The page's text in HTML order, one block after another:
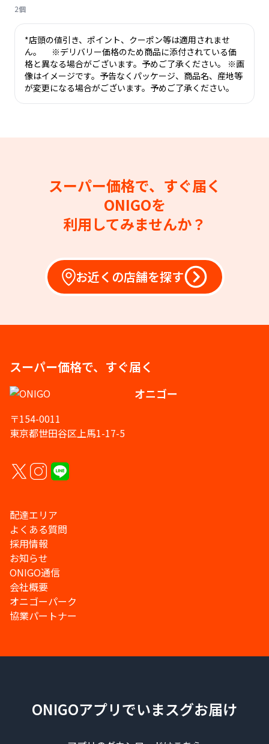
2個
*店頭の値引き、ポイント、クーポン等は適用されませ
ん。 ※デリバリー価格のため商品に添付されている価
格と異なる場合がございます。予めご了承ください。 ※画
像はイメージです。予告なくパッケージ、商品名、産地等
が変更になる場合がございます。予めご了承ください。
スーパー価格で、すぐ届く
ONIGOを
利用してみませんか？
お近くの店舗を探す
スーパー価格で、すぐ届く
オニゴー
〒154-0011
東京都世田谷区上馬1-17-5
配達エリア
よくある質問
採用情報
お知らせ
ONIGO通信
会社概要
オニゴーパーク
協業パートナー
ONIGOアプリでいまスグお届け